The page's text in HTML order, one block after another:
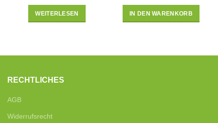
WEITERLESEN IN DEN WARENKORB
RECHTLICHES
AGB
Widerrufsrecht